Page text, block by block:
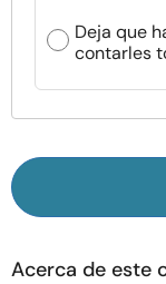
Encuentra un
Sobre nosotros
nosotros
Deja que
contarles
Acerca de este